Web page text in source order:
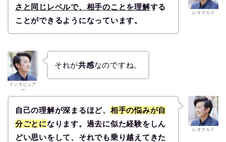
レオナルド
さと同じレベルで、相手のことを理解する
ことができるようになっています。
インタビュア
ー
それが共感なのですね。
レオナルド
自己の理解が深まるほど、 相手の悩みが自
分ごとになります。過去に似た経験をしん
どい思いをして、それでも乗り越えてきた